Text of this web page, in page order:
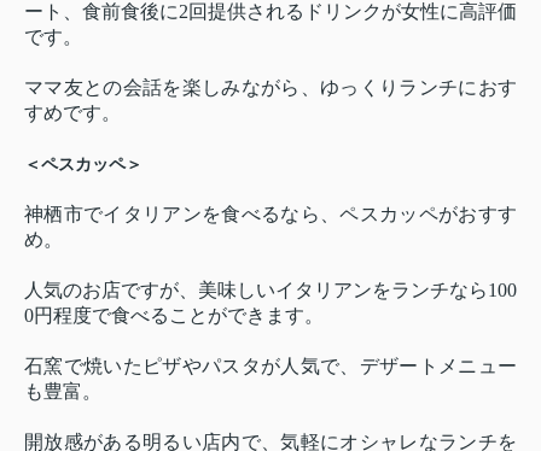
ート、食前食後に2回提供されるドリンクが女性に高評価
です。
ママ友との会話を楽しみながら、ゆっくりランチにおす
すめです。
＜ペスカッペ＞
神栖市でイタリアンを食べるなら、ペスカッペがおすす
め。
人気のお店ですが、美味しいイタリアンをランチなら100
0円程度で食べることができます。
石窯で焼いたピザやパスタが人気で、デザートメニュー
も豊富。
開放感がある明るい店内で、気軽にオシャレなランチを